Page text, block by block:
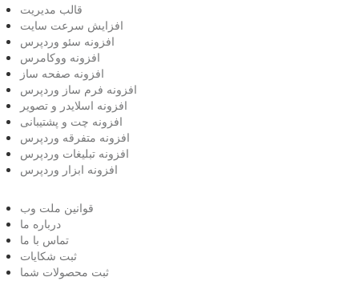
قالب مدیریت
افزایش سرعت سایت
افزونه سئو وردپرس
افزونه ووکامرس
افزونه صفحه ساز
افزونه فرم ساز وردپرس
افزونه اسلایدر و تصویر
افزونه چت و پشتیبانی
افزونه متفرقه وردپرس
افزونه تبلیغات وردپرس
افزونه ابزار وردپرس
قوانین ملت وب
درباره ما
تماس با ما
ثبت شکایات
ثبت محصولات شما